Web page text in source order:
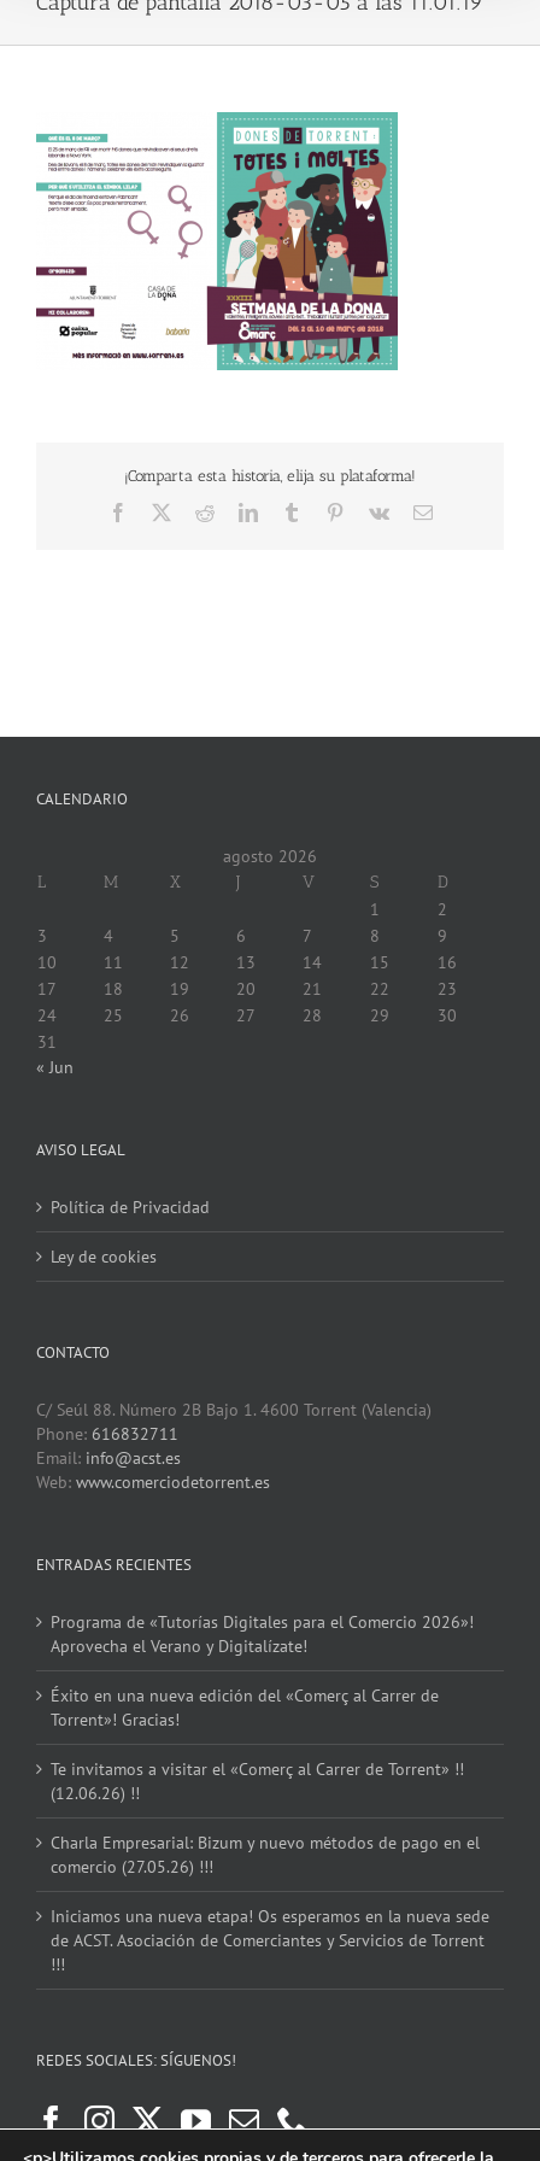
¡Comparta esta historia, elija su plataforma!
Facebook RedditLinkedInTumblr Pinterest
Vk Email
CALENDARIO
agosto 2026
L M X J V S D
1
2
3
4 5 6 7 8
9
10
11 12 13 14 15
16
17
18 19 20 21 22
23
24
25 26 27 28 29
30
31
« Jun
AVISO LEGAL
Política de Privacidad
Ley de cookies
CONTACTO
C/ Seúl 88. Número 2B Bajo 1. 4600 Torrent (Valencia)
Phone: 616832711
Email: info@acst.es
Web: www.comerciodetorrent.es
ENTRADAS RECIENTES
Programa de «Tutorías Digitales para el Comercio 2026»!
Aprovecha el Verano y Digitalízate!
Éxito en una nueva edición del «Comerç al Carrer de
Torrent»! Gracias!
Te invitamos a visitar el «Comerç al Carrer de Torrent» !!
(12.06.26) !!
Charla Empresarial: Bizum y nuevo métodos de pago en el
comercio (27.05.26) !!!
Iniciamos una nueva etapa! Os esperamos en la nueva sede
de ACST. Asociación de Comerciantes y Servicios de Torrent
!!!
REDES SOCIALES: SÍGUENOS!